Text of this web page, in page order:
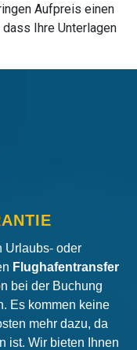
Aufpreis einen
Ihre Unterlagen
Urlaubs- oder
Flughafentransfer
bei der Buchung
Es kommen keine
mehr dazu, da
ist. Wir bieten Ihnen